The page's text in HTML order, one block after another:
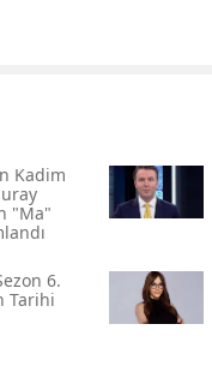
Kadim
"ma"
6.
Tarihi